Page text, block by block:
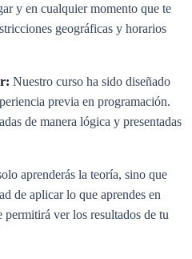
y en cualquier momento que te
geográficas y horarios
Nuestro curso ha sido diseñado
previa en programación.
de manera lógica y presentadas
aprenderás la teoría, sino que
de aplicar lo que aprendes en
ver los resultados de tu